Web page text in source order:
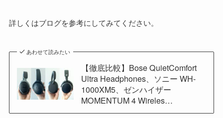
詳しくはブログを参考にしてみてください。
あわせて読みたい
【徹底比較】Bose QuietComfort
Ultra Headphones、ソニー WH-
1000XM5、ゼンハイザー
MOMENTUM 4 Wireles…